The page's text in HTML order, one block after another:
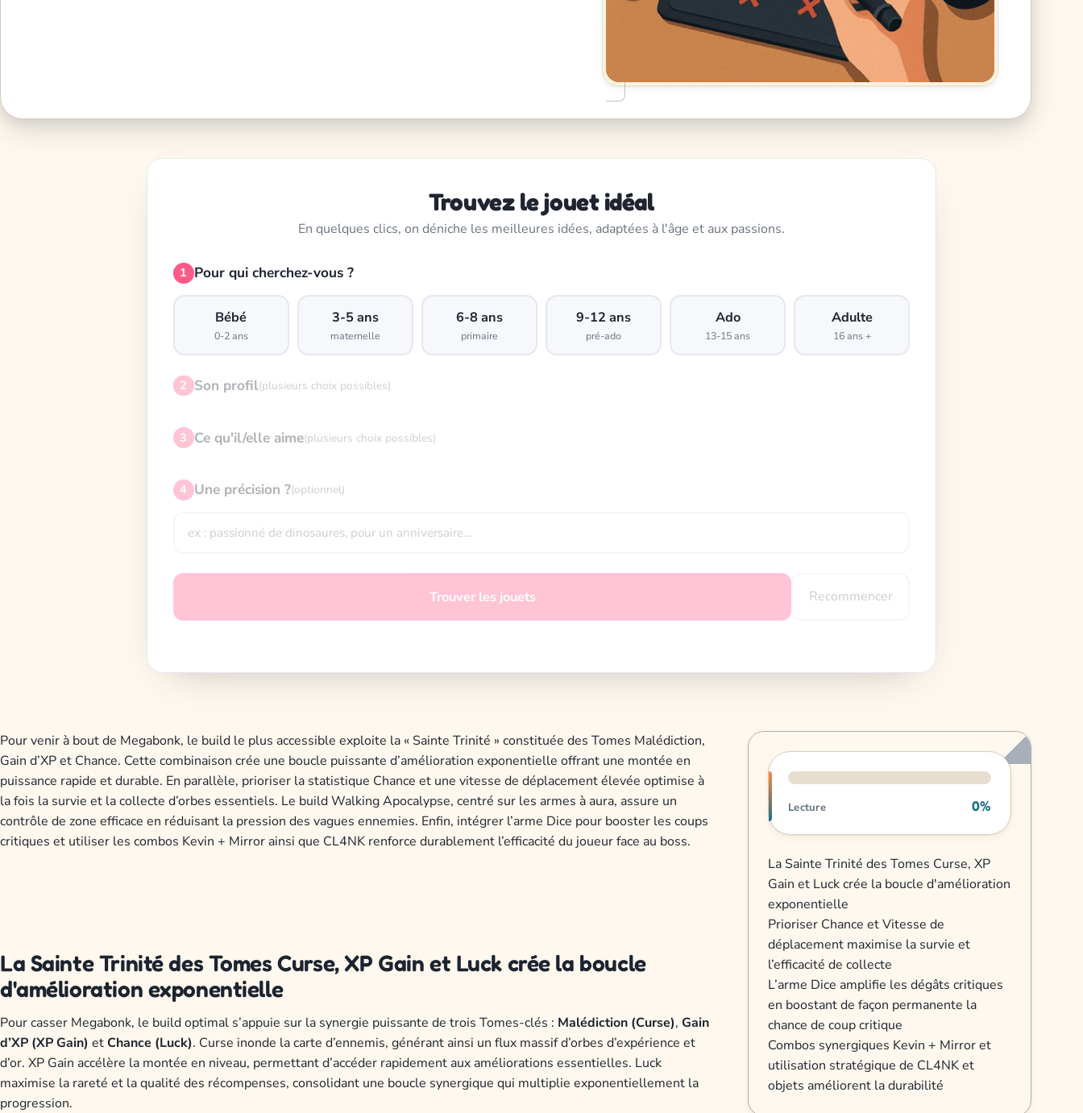
Trouvez le jouet idéal
En quelques clics, on déniche les meilleures idées, adaptées à l'âge et aux passions.
1 Pour qui cherchez-vous ?
Bébé
0-2 ans
3-5 ans
maternelle
6-8 ans
primaire
9-12 ans
pré-ado
Ado
13-15 ans
Adulte
16 ans +
2 Son profil(plusieurs choix possibles)
3 Ce qu'il/elle aime(plusieurs choix possibles)
4 Une précision ?(optionnel)
Trouver les jouets Recommencer
Pour venir à bout de Megabonk, le build le plus accessible exploite la « Sainte Trinité » constituée des Tomes Malédiction,
Gain d’XP et Chance. Cette combinaison crée une boucle puissante d’amélioration exponentielle offrant une montée en
puissance rapide et durable. En parallèle, prioriser la statistique Chance et une vitesse de déplacement élevée optimise à
la fois la survie et la collecte d’orbes essentiels. Le build Walking Apocalypse, centré sur les armes à aura, assure un
contrôle de zone efficace en réduisant la pression des vagues ennemies. Enfin, intégrer l’arme Dice pour booster les coups
critiques et utiliser les combos Kevin + Mirror ainsi que CL4NK renforce durablement l’efficacité du joueur face au boss.
La Sainte Trinité des Tomes Curse, XP Gain et Luck crée la boucle
d'amélioration exponentielle
Pour casser Megabonk, le build optimal s’appuie sur la synergie puissante de trois Tomes-clés : Malédiction (Curse), Gain
d’XP (XP Gain) etChance (Luck). Curse inonde la carte d’ennemis, générant ainsi un flux massif d’orbes d’expérience et
d’or. XP Gain accélère la montée en niveau, permettant d’accéder rapidement aux améliorations essentielles. Luck
maximise la rareté et la qualité des récompenses, consolidant une boucle synergique qui multiplie exponentiellement la
progression.
Progression de lecture
Lecture 0%
La Sainte Trinité des Tomes Curse, XP
Gain et Luck crée la boucle d'amélioration
exponentielle
Prioriser Chance et Vitesse de
déplacement maximise la survie et
l’efficacité de collecte
L’arme Dice amplifie les dégâts critiques
en boostant de façon permanente la
chance de coup critique
Combos synergiques Kevin + Mirror et
utilisation stratégique de CL4NK et
objets améliorent la durabilité